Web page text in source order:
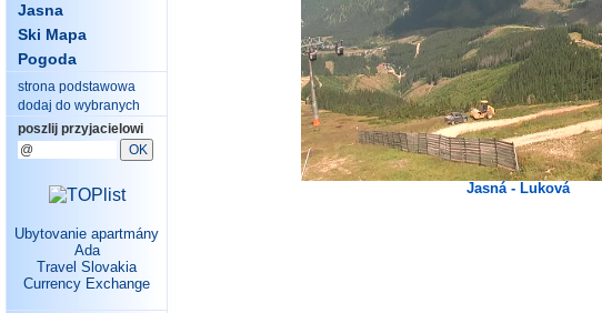
Jasna
Ski Mapa
Pogoda
strona podstawowa
dodaj do wybranych
poszlij przyjacielowi
Ubytovanie apartmány
Ada
Travel Slovakia
Currency Exchange
Jasná - Luková